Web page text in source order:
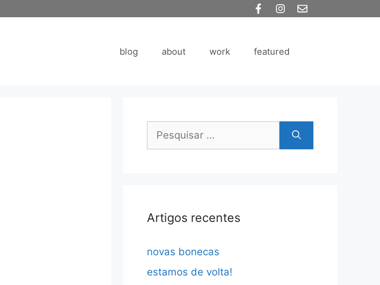
blog about work featured
Pesquisar
Artigos recentes
novas bonecas
estamos de volta!